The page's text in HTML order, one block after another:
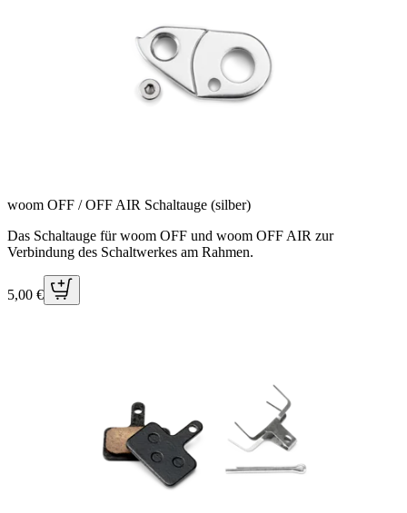
woom OFF / OFF AIR Schaltauge (silber)
Das Schaltauge für woom OFF und woom OFF AIR zur
Verbindung des Schaltwerkes am Rahmen.
5,00 €